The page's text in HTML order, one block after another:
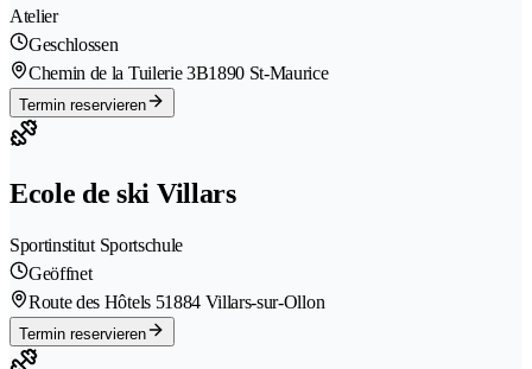
Atelier
Geschlossen
Chemin de la Tuilerie 3B1890 St-Maurice
Termin reservieren
Ecole de ski Villars
Sportinstitut Sportschule
Geöffnet
Route des Hôtels 51884 Villars-sur-Ollon
Termin reservieren